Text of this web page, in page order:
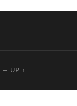
— UP ↑